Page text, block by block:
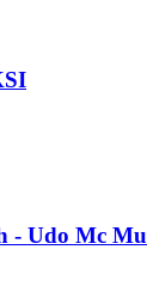
- Udo Mc